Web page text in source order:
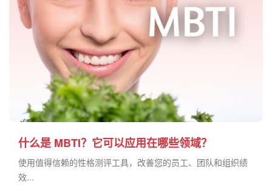
什么是 MBTI？它可以应用在哪些领域？
使用值得信赖的性格测评工具，改善您的员工、团队和组织绩
效...